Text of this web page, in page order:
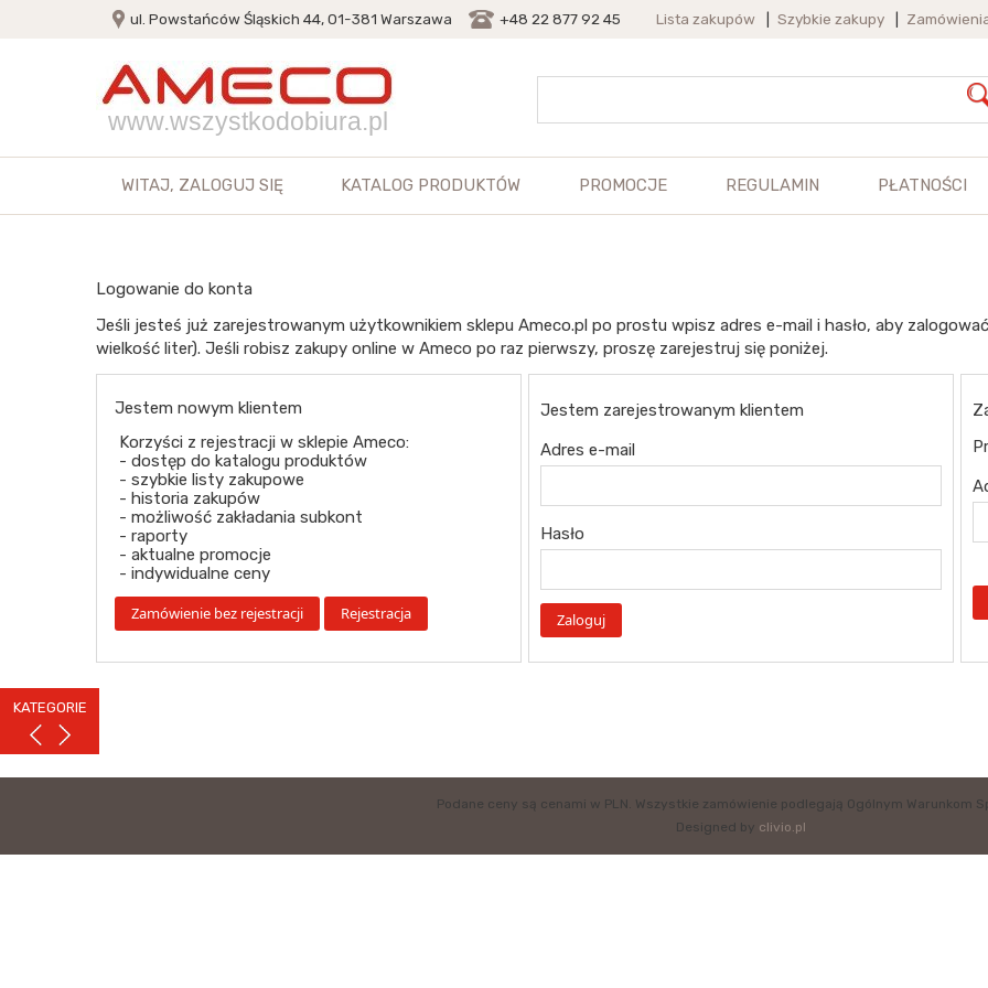
KATEGORIE
ul. Powstańców Śląskich 44, 01-381 Warszawa +48 22 877 92 45 Lista zakupów Szybkie zakupy
www.wszystkodobiura.pl
WITAJ, ZALOGUJ SIĘ KATALOG PRODUKTÓW PROMOCJE REGULAMIN PŁATNOŚCI
Logowanie do konta
Jeśli jesteś już zarejestrowanym użytkownikiem sklepu Ameco.pl po prostu wpisz adres e-mail i hasło, aby
wielkość liter). Jeśli robisz zakupy online w Ameco po raz pierwszy, proszę zarejestruj się poniżej.
Jestem nowym klientem
Korzyści z rejestracji w sklepie Ameco:
- dostęp do katalogu produktów
- szybkie listy zakupowe
- historia zakupów
- możliwość zakładania subkont
- raporty
- aktualne promocje
- indywidualne ceny
Jestem zarejestrowanym klientem
Adres e-mail
Hasło
Podane ceny są cenami w PLN. Wszystkie zamówienie podlegają Ogólnym Warunkom
Designed by clivio.pl